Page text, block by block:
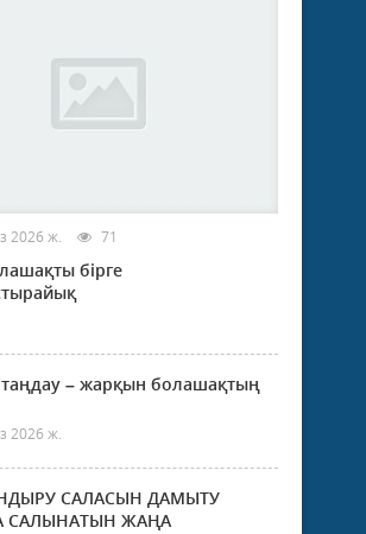
2026 ж. 71
бірге
таңдау – жарқын болашақтың
2026 ж.
САЛАСЫН ДАМЫТУ
САЛЫНАТЫН ЖАҢА